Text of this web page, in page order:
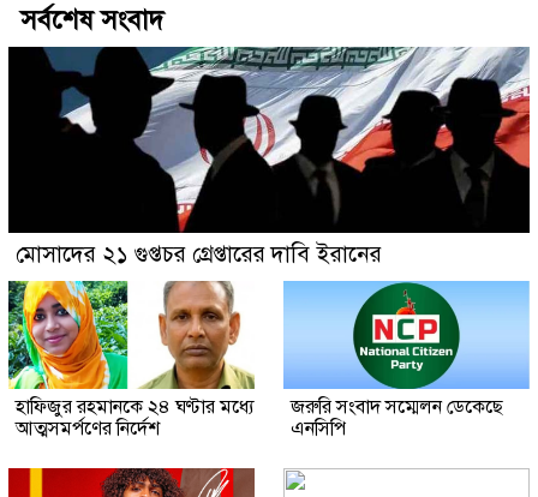
সর্বশেষ সংবাদ
মোসাদের ২১ গুপ্তচর গ্রেপ্তারের দাবি ইরানের
হাফিজুর রহমানকে ২৪ ঘণ্টার মধ্যে
আত্মসমর্পণের নির্দেশ
জরুরি সংবাদ সম্মেলন ডেকেছে
এনসিপি